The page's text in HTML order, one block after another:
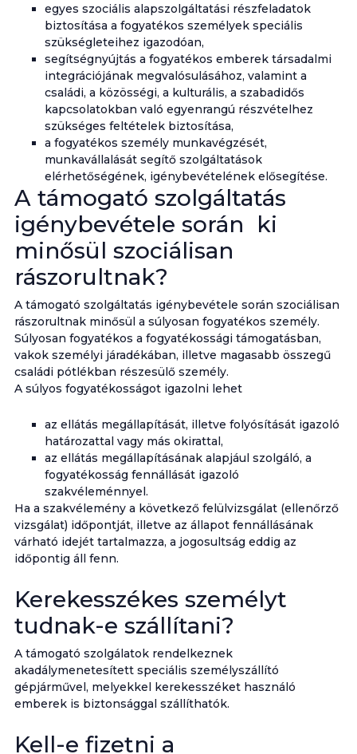
egyes szociális alapszolgáltatási részfeladatok
biztosítása a fogyatékos személyek speciális
szükségleteihez igazodóan,
segítségnyújtás a fogyatékos emberek társadalmi
integrációjának megvalósulásához, valamint a
családi, a közösségi, a kulturális, a szabadidős
kapcsolatokban való egyenrangú részvételhez
szükséges feltételek biztosítása,
a fogyatékos személy munkavégzését,
munkavállalását segítő szolgáltatások
elérhetőségének, igénybevételének elősegítése.
A támogató szolgáltatás
igénybevétele során ki
minősül szociálisan
rászorultnak?
A támogató szolgáltatás igénybevétele során szociálisan
rászorultnak minősül a súlyosan fogyatékos személy.
Súlyosan fogyatékos a fogyatékossági támogatásban,
vakok személyi járadékában, illetve magasabb összegű
családi pótlékban részesülő személy.
A súlyos fogyatékosságot igazolni lehet
az ellátás megállapítását, illetve folyósítását igazoló
határozattal vagy más okirattal,
az ellátás megállapításának alapjául szolgáló, a
fogyatékosság fennállását igazoló
szakvéleménnyel.
Ha a szakvélemény a következő felülvizsgálat (ellenőrző
vizsgálat) időpontját, illetve az állapot fennállásának
várható idejét tartalmazza, a jogosultság eddig az
időpontig áll fenn.
Kerekesszékes személyt
tudnak-e szállítani?
A támogató szolgálatok rendelkeznek
akadálymenetesített speciális személyszállító
gépjárművel, melyekkel kerekesszéket használó
emberek is biztonsággal szállíthatók.
Kell-e fizetni a